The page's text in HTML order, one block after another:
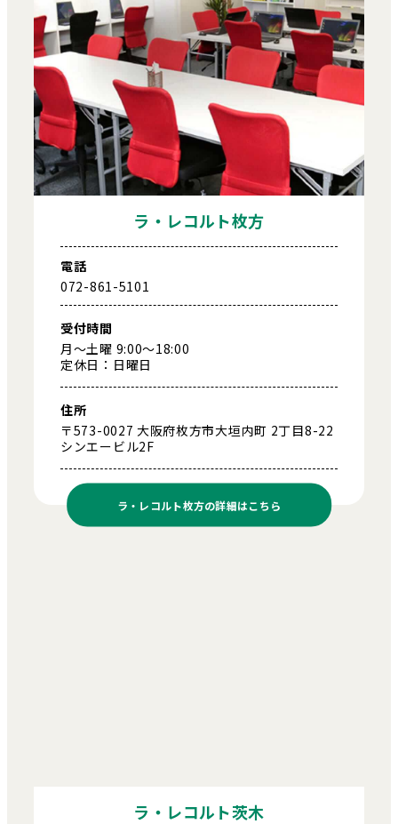
ラ・レコルト枚方
電話
072-861-5101
受付時間
月～土曜 9:00～18:00
定休日：日曜日
住所
〒573-0027 大阪府枚方市大垣内町 2丁目8-22
シンエービル2F
ラ・レコルト枚方の詳細はこちら
ラ・レコルト茨木